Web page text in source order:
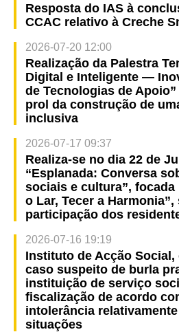
Resposta do IAS à
CCAC relativo à Creche
2026-07-20 12:00
Realização da Palestra
Digital e Inteligente —
de Tecnologias de
prol da construção de
inclusiva
2026-07-17 09:37
Realiza-se no dia 22 de
“Esplanada: Conversa
sociais e cultura”, focada
o Lar, Tecer a
participação dos
2026-07-16 19:19
Instituto de Acção Social,
caso suspeito de burla
instituição de serviço
fiscalização de acordo
intolerância
situações